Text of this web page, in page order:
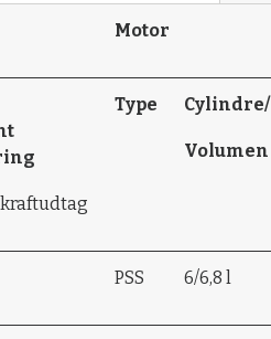
Motor
Type Cylindre/
Volumen
PSS 6/6,8 l